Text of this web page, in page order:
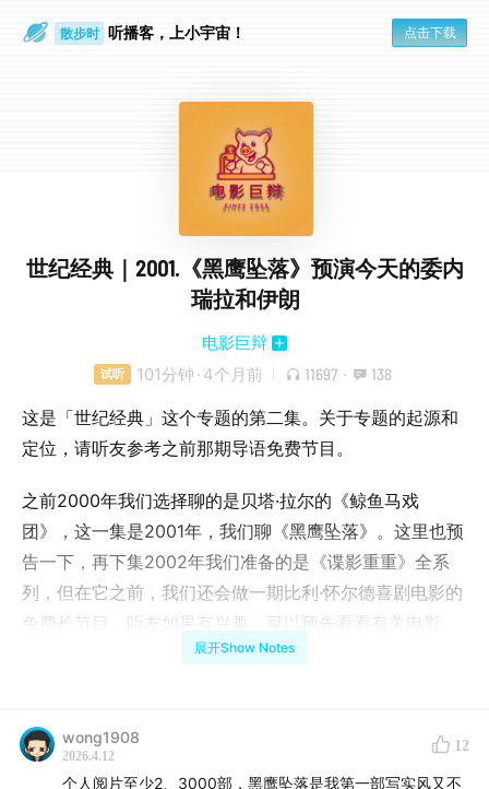
散步时 听播客，上小宇宙！ 点击下载
世纪经典｜2001.《黑鹰坠落》预演今天的委内
瑞拉和伊朗
电影巨辩
试听 101分钟 · 4个月前 11697 · 138
这是「世纪经典」这个专题的第二集。关于专题的起源和
定位，请听友参考之前那期导语免费节目。
之前2000年我们选择聊的是贝塔·拉尔的《鲸鱼马戏
团》，这一集是2001年，我们聊《黑鹰坠落》。这里也预
告一下，再下集2002年我们准备的是《谍影重重》全系
列，但在它之前，我们还会做一期比利·怀尔德喜剧电影的
免费长节目，听友如果有兴趣，可以预先看看有关电影。
和以前一样，如果买过单集之后将来重新想打包，小宇宙
展开Show Notes
wong1908
2026.4.12
12
个人阅片至少2、3000部，黑鹰坠落是我第一部写实风又不